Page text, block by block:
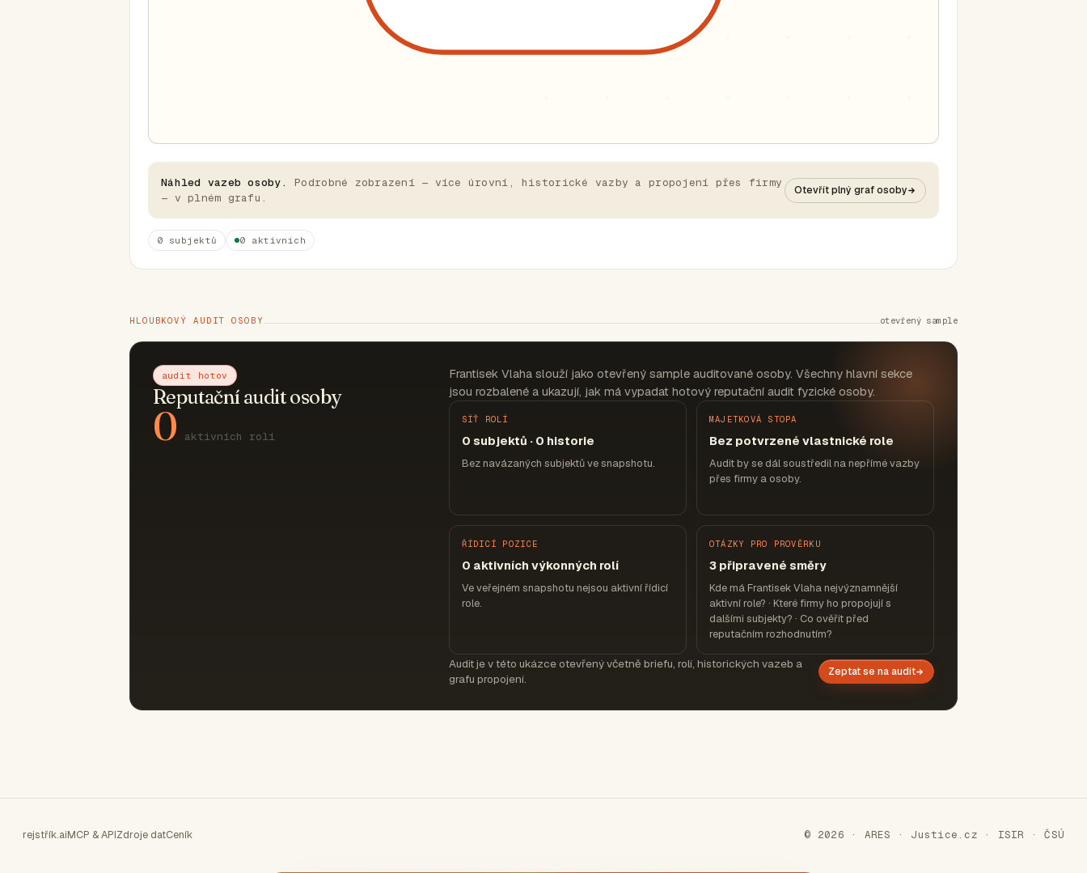
Náhled vazeb osoby.
Podrobné zobrazení — více úrovní, historické vazby a propojení přes firmy
— v plném grafu.
Otevřít plný graf osoby
0 subjektů 0 aktivních
HLOUBKOVÝ AUDIT OSOBY otevřený sample
audit hotov
Reputační audit osoby
0 aktivních rolí
Frantisek Vlaha slouží jako otevřený sample auditované osoby. Všechny hlavní sekce
jsou rozbalené a ukazují, jak má vypadat hotový reputační audit fyzické osoby.
SÍŤ ROLÍ
0 subjektů · 0 historie
Bez navázaných subjektů ve snapshotu.
MAJETKOVÁ STOPA
Bez potvrzené vlastnické role
Audit by se dál soustředil na nepřímé vazby
přes firmy a osoby.
ŘÍDICÍ POZICE
0 aktivních výkonných rolí
Ve veřejném snapshotu nejsou aktivní řídicí
role.
OTÁZKY PRO PROVĚRKU
3 připravené směry
Kde má Frantisek Vlaha nejvýznamnější
aktivní role? · Které firmy ho propojují s
dalšími subjekty? · Co ověřit před
reputačním rozhodnutím?
Audit je v této ukázce otevřený včetně briefu, rolí, historických vazeb a
grafu propojení.
Zeptat se na audit
rejstřík.aiMCP & APIZdroje datCeník © 2026 · ARES · Justice.cz · ISIR · ČSÚ